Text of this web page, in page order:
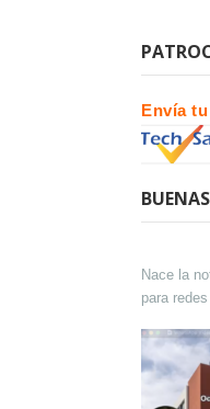
Envía
Nace la
para